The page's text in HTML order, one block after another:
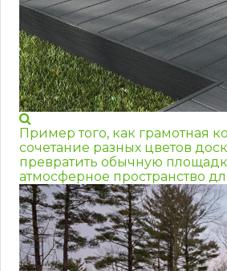
Пример того, как грамотная
сочетание разных цветов
превратить обычную
атмосферное пространство